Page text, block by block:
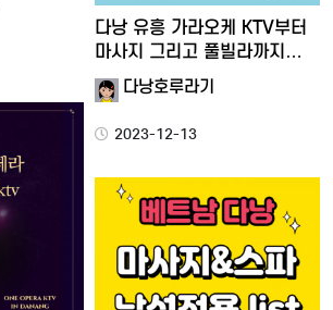
다낭 유흥 가라오케 KTV부터
마사지 그리고 풀빌라까지…
다낭호루라기
2023-12-13